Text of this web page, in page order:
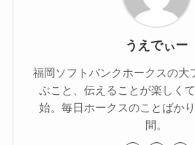
うえでぃー
福岡ソフトバンクホークスの大
ぶこと、伝えることが楽しく
始。毎日ホークスのことばか
間。